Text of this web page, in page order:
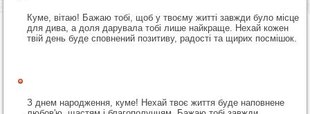
Куме, вітаю! Бажаю тобі, щоб у твоєму житті завжди було місце
для дива, а доля дарувала тобі лише найкраще. Нехай кожен
твій день буде сповнений позитиву, радості та щирих посмішок.
З днем народження, куме! Нехай твоє життя буде наповнене